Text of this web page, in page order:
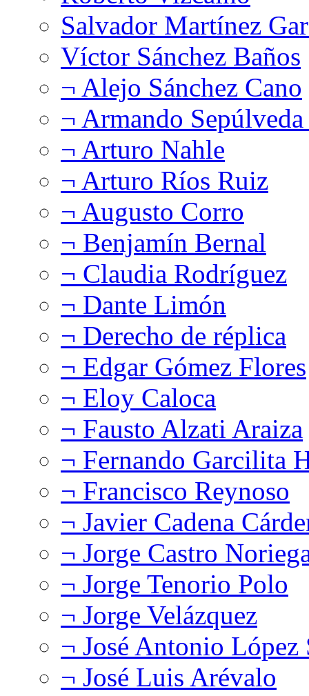
Salvador Martínez
Víctor Sánchez Baños
¬ Alejo Sánchez Cano
¬ Armando
¬ Arturo Nahle
¬ Arturo Ríos Ruiz
¬ Augusto Corro
¬ Benjamín Bernal
¬ Claudia Rodríguez
¬ Dante Limón
¬ Derecho de réplica
¬ Edgar Gómez Flores
¬ Eloy Caloca
¬ Fausto Alzati Araiza
¬ Fernando Garcilita
¬ Francisco Reynoso
¬ Javier Cadena
¬ Jorge Castro
¬ Jorge Tenorio Polo
¬ Jorge Velázquez
¬ José Antonio López
¬ José Luis Arévalo